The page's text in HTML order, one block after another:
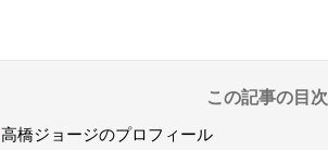
この記事の目次
高橋ジョージのプロフィール